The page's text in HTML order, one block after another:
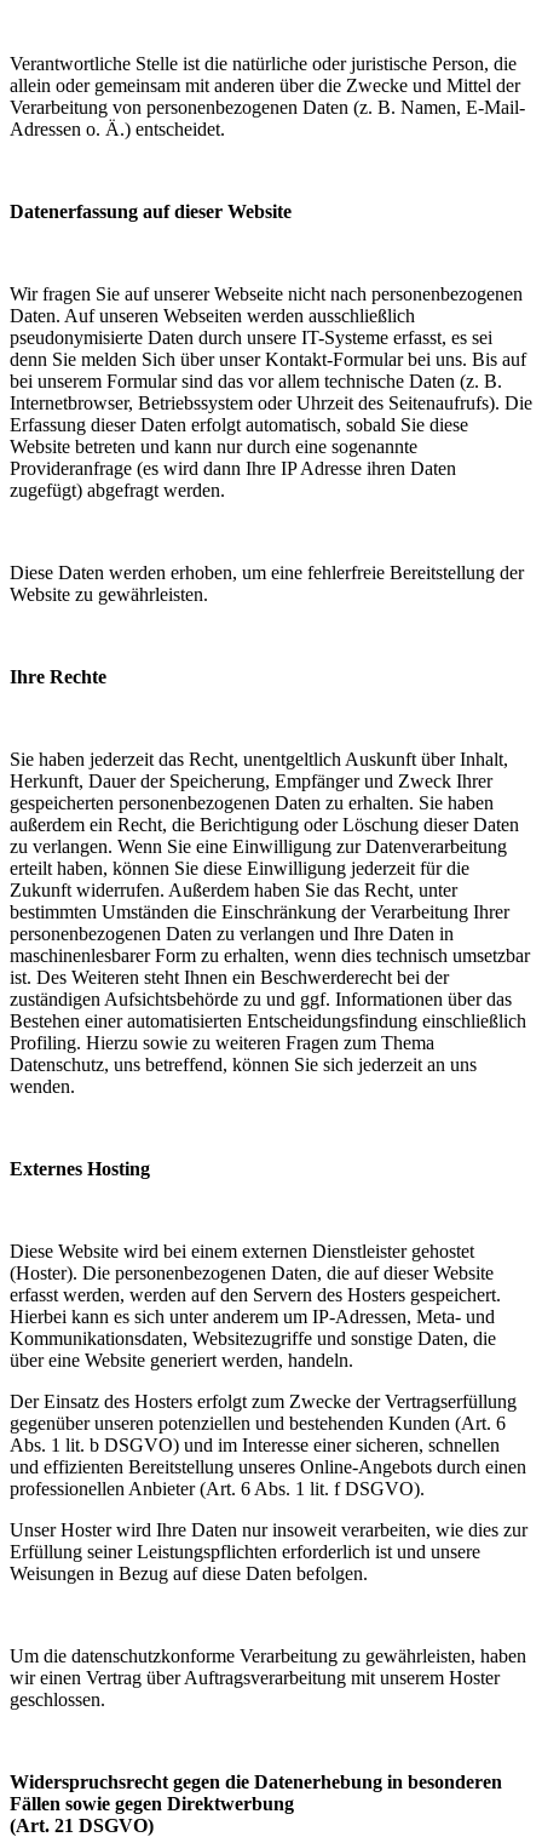
Verantwortliche Stelle ist die natürliche oder juristische Person, die
allein oder gemeinsam mit anderen über die Zwecke und Mittel der
Verarbeitung von personenbezogenen Daten (z. B. Namen, E-Mail-
Adressen o. Ä.) entscheidet.
Datenerfassung auf dieser Website
Wir fragen Sie auf unserer Webseite nicht nach personenbezogenen
Daten. Auf unseren Webseiten werden ausschließlich
pseudonymisierte Daten durch unsere IT-Systeme erfasst, es sei
denn Sie melden Sich über unser Kontakt-Formular bei uns. Bis auf
bei unserem Formular sind das vor allem technische Daten (z. B.
Internetbrowser, Betriebssystem oder Uhrzeit des Seitenaufrufs). Die
Erfassung dieser Daten erfolgt automatisch, sobald Sie diese
Website betreten und kann nur durch eine sogenannte
Provideranfrage (es wird dann Ihre IP Adresse ihren Daten
zugefügt) abgefragt werden.
Diese Daten werden erhoben, um eine fehlerfreie Bereitstellung der
Website zu gewährleisten.
Ihre Rechte
Sie haben jederzeit das Recht, unentgeltlich Auskunft über Inhalt,
Herkunft, Dauer der Speicherung, Empfänger und Zweck Ihrer
gespeicherten personenbezogenen Daten zu erhalten. Sie haben
außerdem ein Recht, die Berichtigung oder Löschung dieser Daten
zu verlangen. Wenn Sie eine Einwilligung zur Datenverarbeitung
erteilt haben, können Sie diese Einwilligung jederzeit für die
Zukunft widerrufen. Außerdem haben Sie das Recht, unter
bestimmten Umständen die Einschränkung der Verarbeitung Ihrer
personenbezogenen Daten zu verlangen und Ihre Daten in
maschinenlesbarer Form zu erhalten, wenn dies technisch umsetzbar
ist. Des Weiteren steht Ihnen ein Beschwerderecht bei der
zuständigen Aufsichtsbehörde zu und ggf. Informationen über das
Bestehen einer automatisierten Entscheidungsfindung einschließlich
Profiling. Hierzu sowie zu weiteren Fragen zum Thema
Datenschutz, uns betreffend, können Sie sich jederzeit an uns
wenden.
Externes Hosting
Diese Website wird bei einem externen Dienstleister gehostet
(Hoster). Die personenbezogenen Daten, die auf dieser Website
erfasst werden, werden auf den Servern des Hosters gespeichert.
Hierbei kann es sich unter anderem um IP-Adressen, Meta- und
Kommunikationsdaten, Websitezugriffe und sonstige Daten, die
über eine Website generiert werden, handeln.
Der Einsatz des Hosters erfolgt zum Zwecke der Vertragserfüllung
gegenüber unseren potenziellen und bestehenden Kunden (Art. 6
Abs. 1 lit. b DSGVO) und im Interesse einer sicheren, schnellen
und effizienten Bereitstellung unseres Online-Angebots durch einen
professionellen Anbieter (Art. 6 Abs. 1 lit. f DSGVO).
Unser Hoster wird Ihre Daten nur insoweit verarbeiten, wie dies zur
Erfüllung seiner Leistungspflichten erforderlich ist und unsere
Weisungen in Bezug auf diese Daten befolgen.
Um die datenschutzkonforme Verarbeitung zu gewährleisten, haben
wir einen Vertrag über Auftragsverarbeitung mit unserem Hoster
geschlossen.
Widerspruchsrecht gegen die Datenerhebung in besonderen
Fällen sowie gegen Direktwerbung
(Art. 21 DSGVO)